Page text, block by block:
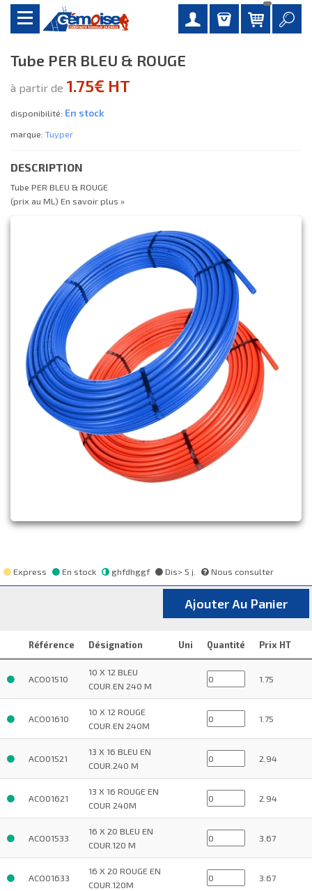
Tube PER BLEU & ROUGE
à partir de 1.75€ HT
disponibilité: En stock
marque: Tuyper
DESCRIPTION
Tube PER BLEU & ROUGE
(prix au ML) En savoir plus »
Express En stock ghfdhggf Dis> 5 j. Nous consulter
Ajouter Au Panier
Référence Désignation Uni Quantité Prix HT
ACO01510
10 X 12 BLEU
COUR.EN 240 M
1.75
ACO01610
10 X 12 ROUGE
COUR.EN 240M
1.75
ACO01521
13 X 16 BLEU EN
COUR.240 M
2.94
ACO01621
13 X 16 ROUGE EN
COUR 240M
2.94
ACO01533
16 X 20 BLEU EN
COUR.120 M
3.67
ACO01633
16 X 20 ROUGE EN
COUR.120M
3.67